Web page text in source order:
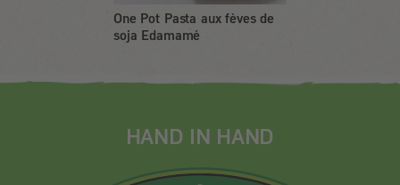
One Pot Pasta aux fèves de
soja Edamamé
HAND IN HAND